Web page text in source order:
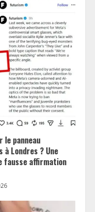
le panneau
Londres ? Une
fausse affirmation